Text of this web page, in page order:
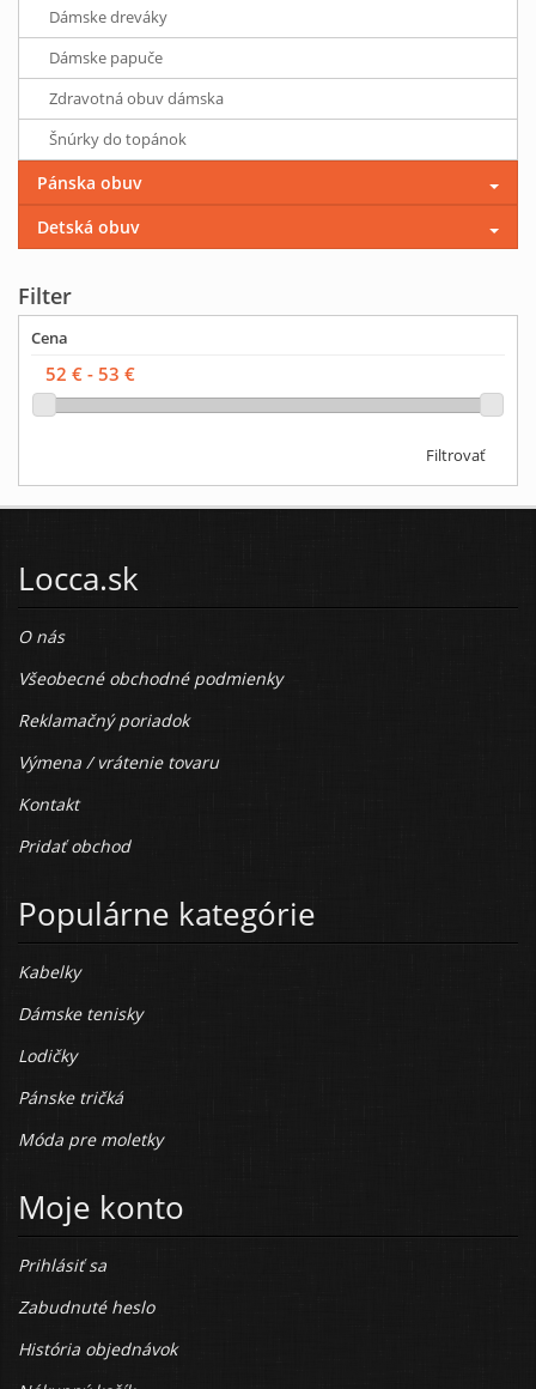
Dámske dreváky
Dámske papuče
Zdravotná obuv dámska
Šnúrky do topánok
Pánska obuv
Detská obuv
Filter
Cena
Filtrovať
Locca.sk
O nás
Všeobecné obchodné podmienky
Reklamačný poriadok
Výmena / vrátenie tovaru
Kontakt
Pridať obchod
Populárne kategórie
Kabelky
Dámske tenisky
Lodičky
Pánske tričká
Móda pre moletky
Moje konto
Prihlásiť sa
Zabudnuté heslo
História objednávok